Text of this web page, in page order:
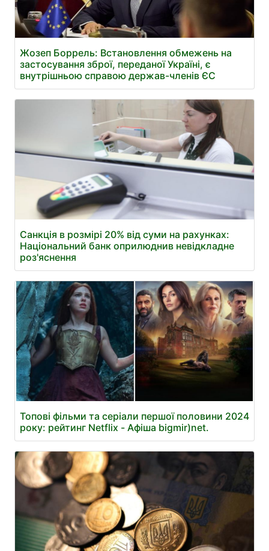
Жозеп Боррель: Встановлення обмежень на
застосування зброї, переданої Україні, є
внутрішньою справою держав-членів ЄС
Санкція в розмірі 20% від суми на рахунках:
Національний банк оприлюднив невідкладне
роз'яснення
Топові фільми та серіали першої половини 2024
року: рейтинг Netflix - Афіша bigmir)net.